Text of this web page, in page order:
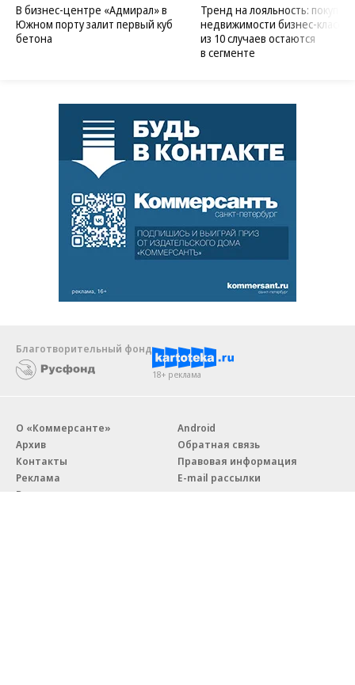
В бизнес-центре «Адмирал» в
Южном порту залит первый куб
бетона
Тренд на лояльность:
недвижимости бизнес-класса
из 10 случаев остаются
в сегменте
Благотворительный фонд
18+ реклама
О «Коммерсанте»
Архив
Контакты
Реклама
Вакансии
Android
Обратная связь
Правовая информация
E-mail рассылки